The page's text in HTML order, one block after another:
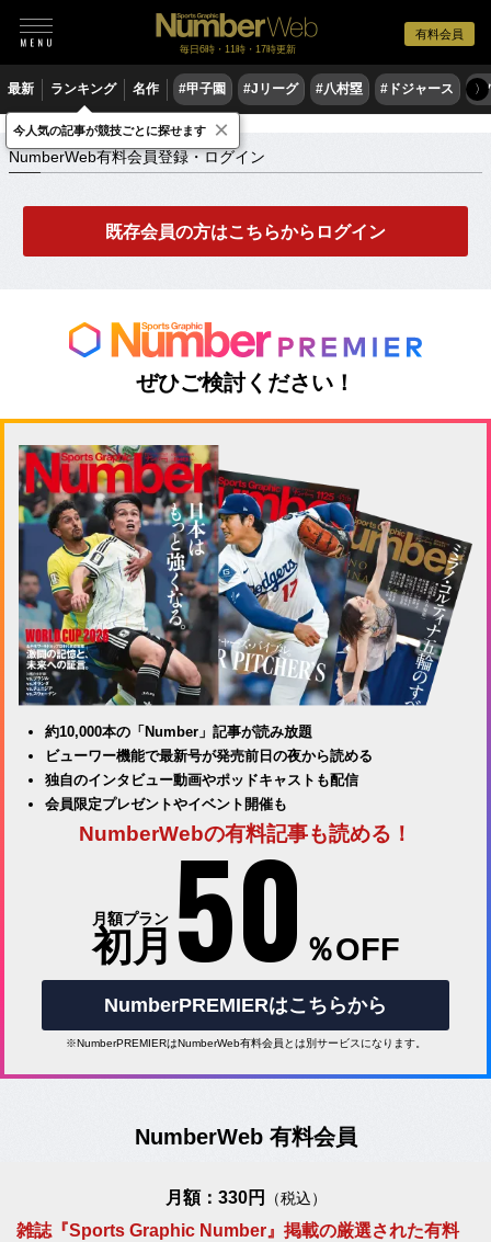
有料会員
毎日6時・11時・17時更新
最新 ランキング 名作 #甲子園 #Jリーグ #八村塁 #ドジャース #
〉
NumberWeb有料会員登録・ログイン
NumberWeb有料会員登録・ログイン
既存会員の方はこちらからログイン
ぜひご検討ください！
約10,000本の「Number」記事が読み放題
ビューワー機能で最新号が発売前日の夜から読める
独自のインタビュー動画やポッドキャストも配信
会員限定プレゼントやイベント開催も
NumberWebの有料記事も読める！
月額プラン
初月 50 ％OFF
NumberPREMIERはこちらから
※NumberPREMIERはNumberWeb有料会員とは別サービスになります。
NumberWeb 有料会員
月額：330円 （税込）
雑誌『Sports Graphic Number』掲載の厳選された有料
今人気の記事が競技ごとに探せます ×